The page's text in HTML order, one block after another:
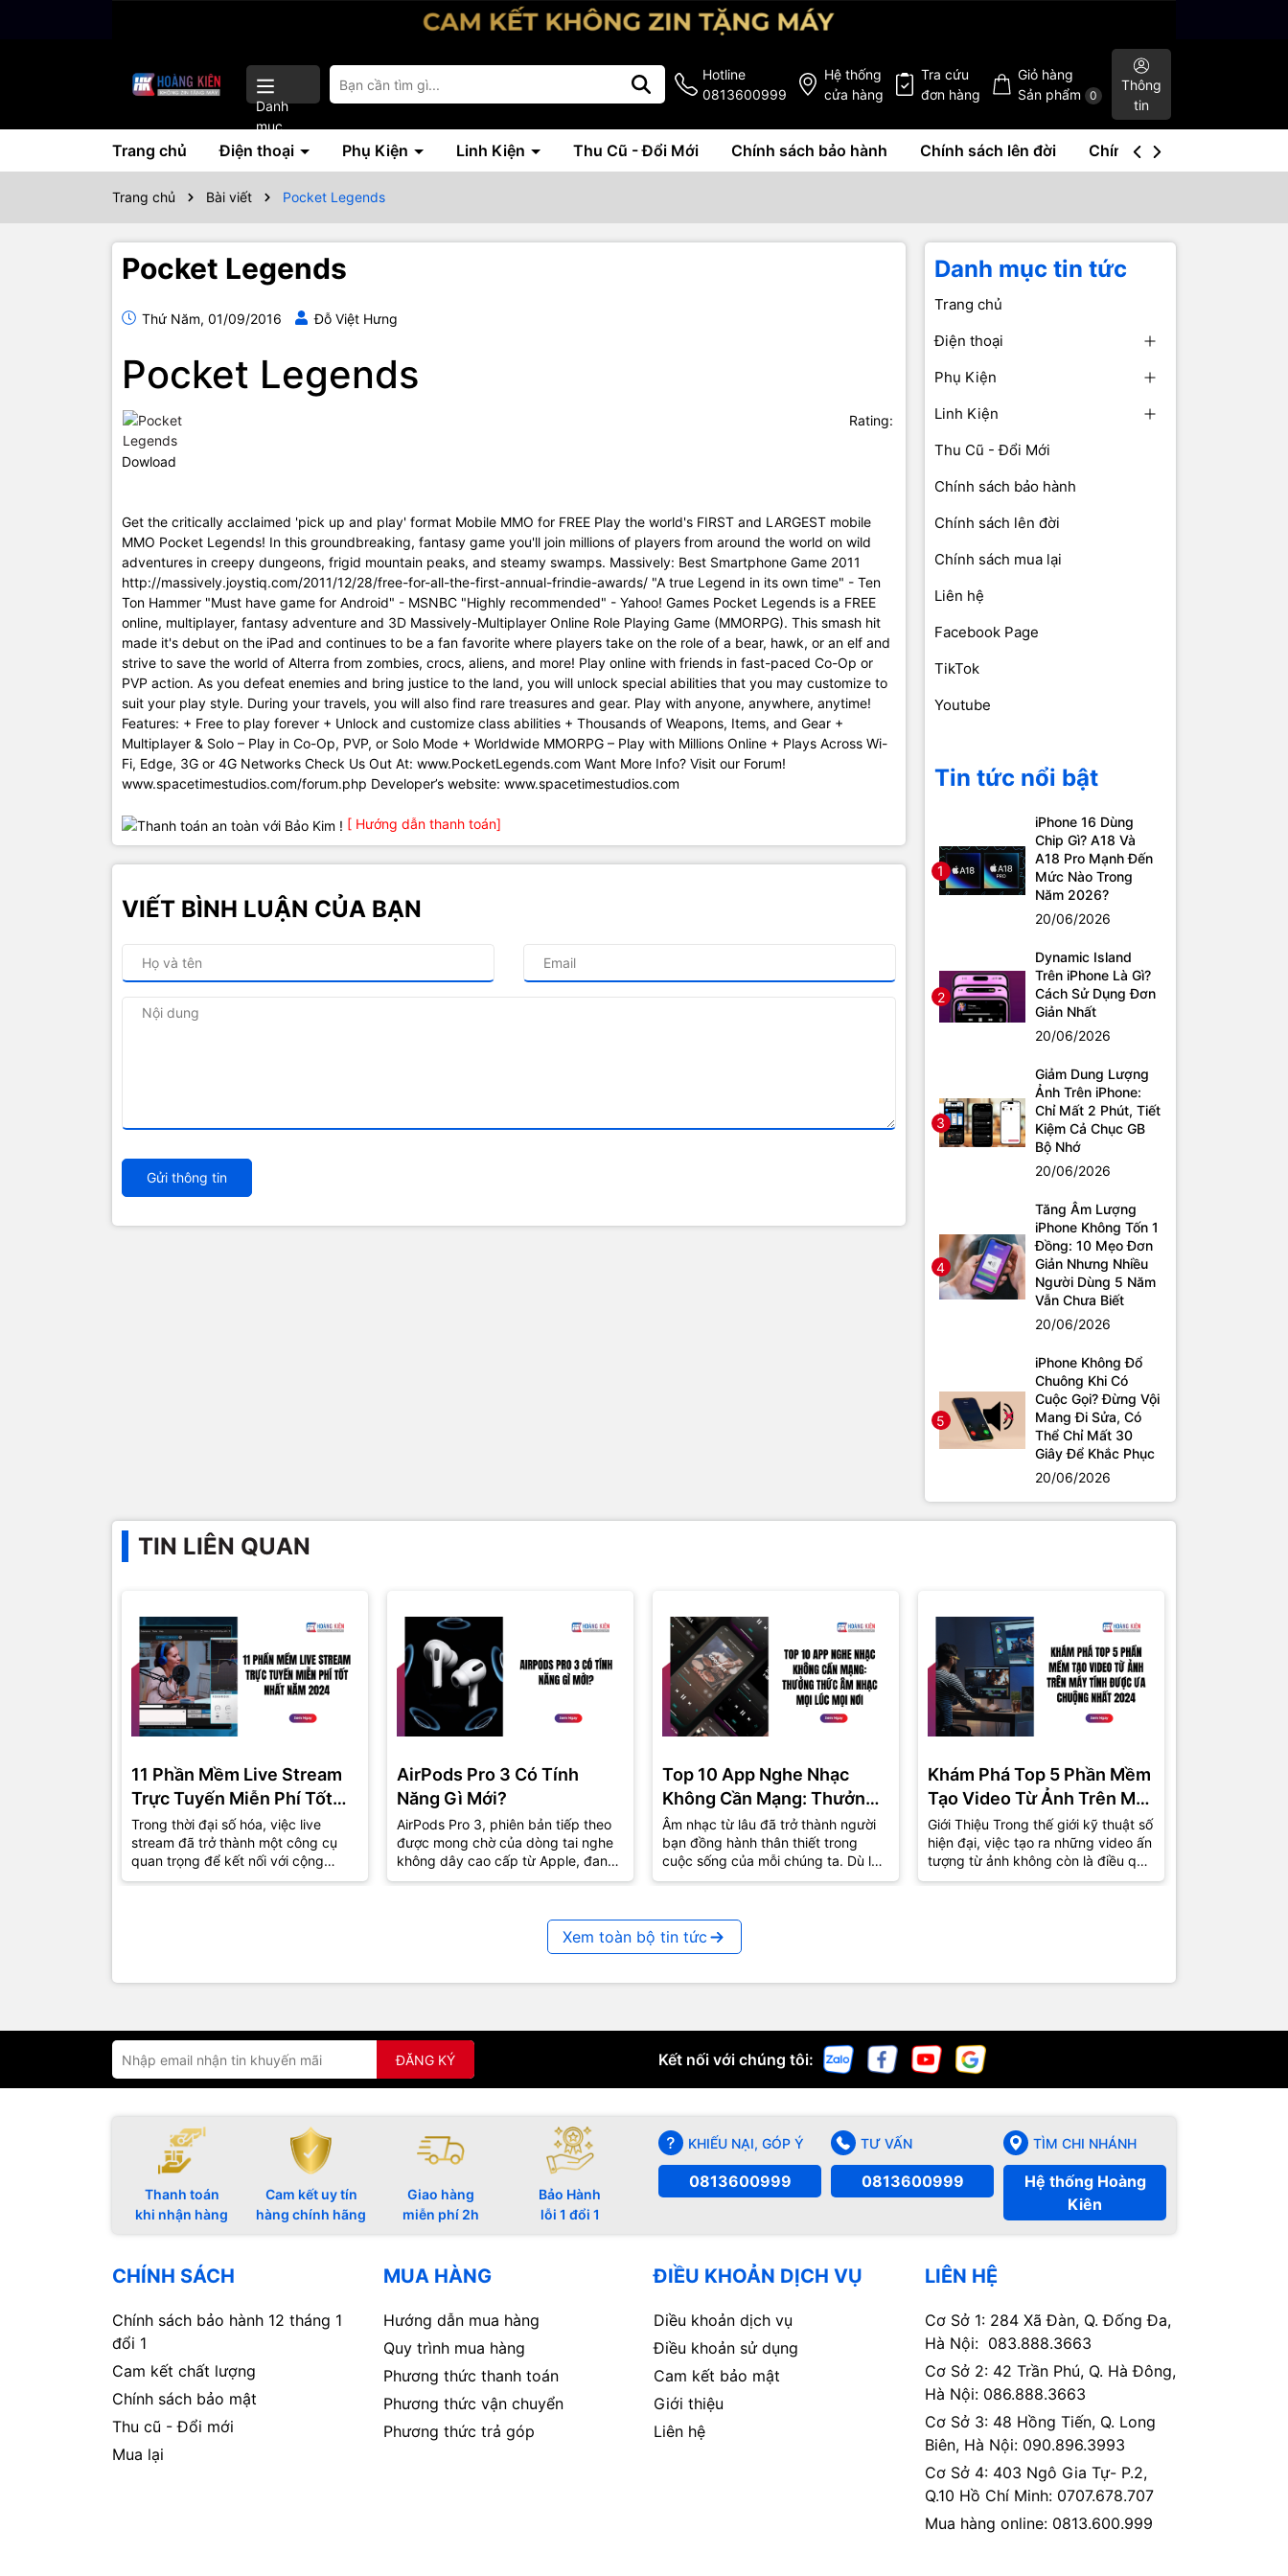
Danh
mục
Hotline
0813600999
Hệ thống
cửa hàng
Tra cứu
đơn hàng
Giỏ hàng
Sản phẩm
0
Thông
tin
Trang chủ Điện thoại Phụ Kiện Linh Kiện Thu Cũ - Đổi Mới Chính sách bảo hành Chính sách lên đời Chính sách mua lại
Trang chủ Bài viết Pocket Legends
Pocket Legends
Thứ Năm, 01/09/2016 Đỗ Việt Hưng
Pocket Legends
Rating:
Dowload
Get the critically acclaimed 'pick up and play' format Mobile MMO for FREE Play the world's FIRST and LARGEST mobile
MMO Pocket Legends! In this groundbreaking, fantasy game you'll join millions of players from around the world on wild
adventures in creepy dungeons, frigid mountain peaks, and steamy swamps. Massively: Best Smartphone Game 2011
http://massively.joystiq.com/2011/12/28/free-for-all-the-first-annual-frindie-awards/ "A true Legend in its own time" - Ten
Ton Hammer "Must have game for Android" - MSNBC "Highly recommended" - Yahoo! Games Pocket Legends is a FREE
online, multiplayer, fantasy adventure and 3D Massively-Multiplayer Online Role Playing Game (MMORPG). This smash hit
made it's debut on the iPad and continues to be a fan favorite where players take on the role of a bear, hawk, or an elf and
strive to save the world of Alterra from zombies, crocs, aliens, and more! Play online with friends in fast-paced Co-Op or
PVP action. As you defeat enemies and bring justice to the land, you will unlock special abilities that you may customize to
suit your play style. During your travels, you will also find rare treasures and gear. Play with anyone, anywhere, anytime!
Features: + Free to play forever + Unlock and customize class abilities + Thousands of Weapons, Items, and Gear +
Multiplayer & Solo – Play in Co-Op, PVP, or Solo Mode + Worldwide MMORPG – Play with Millions Online + Plays Across Wi-
Fi, Edge, 3G or 4G Networks Check Us Out At: www.PocketLegends.com Want More Info? Visit our Forum!
www.spacetimestudios.com/forum.php Developer’s website: www.spacetimestudios.com
[ Hướng dẫn thanh toán]
VIẾT BÌNH LUẬN CỦA BẠN
Gửi thông tin
Danh mục tin tức
Trang chủ
Điện thoại
Phụ Kiện
Linh Kiện
Thu Cũ - Đổi Mới
Chính sách bảo hành
Chính sách lên đời
Chính sách mua lại
Liên hệ
Facebook Page
TikTok
Youtube
Tin tức nổi bật
1
iPhone 16 Dùng
Chip Gì? A18 Và
A18 Pro Mạnh Đến
Mức Nào Trong
Năm 2026?
20/06/2026
2
Dynamic Island
Trên iPhone Là Gì?
Cách Sử Dụng Đơn
Giản Nhất
20/06/2026
3
Giảm Dung Lượng
Ảnh Trên iPhone:
Chỉ Mất 2 Phút, Tiết
Kiệm Cả Chục GB
Bộ Nhớ
20/06/2026
4
Tăng Âm Lượng
iPhone Không Tốn 1
Đồng: 10 Mẹo Đơn
Giản Nhưng Nhiều
Người Dùng 5 Năm
Vẫn Chưa Biết
20/06/2026
5
iPhone Không Đổ
Chuông Khi Có
Cuộc Gọi? Đừng Vội
Mang Đi Sửa, Có
Thể Chỉ Mất 30
Giây Để Khắc Phục
20/06/2026
TIN LIÊN QUAN
11 Phần Mềm Live Stream
Trực Tuyến Miễn Phí Tốt
Nhất Năm 2024
Trong thời đại số hóa, việc live
stream đã trở thành một công cụ
quan trọng để kết nối với cộng
đồng và khán giả. Dù bạn là một
AirPods Pro 3 Có Tính
Năng Gì Mới?
AirPods Pro 3, phiên bản tiếp theo
được mong chờ của dòng tai nghe
không dây cao cấp từ Apple, đang
thu hút sự quan tâm lớn từ cộng
Top 10 App Nghe Nhạc
Không Cần Mạng: Thưởng
Thức Âm Nhạc Mọi Nơi
Âm nhạc từ lâu đã trở thành người
bạn đồng hành thân thiết trong
cuộc sống của mỗi chúng ta. Dù là
lúc vui hay buồn, âm nhạc luôn
Khám Phá Top 5 Phần Mềm
Tạo Video Từ Ảnh Trên Máy
Tính Được Ưa Chuộng Nhất
2024
Giới Thiệu Trong thế giới kỹ thuật số
hiện đại, việc tạo ra những video ấn
tượng từ ảnh không còn là điều quá
xa lạ. Từ những bức ảnh kỷ...
Xem toàn bộ tin tức
ĐĂNG KÝ Kết nối với chúng tôi:
Thanh toán
khi nhận hàng
Cam kết uy tín
hàng chính hãng
Giao hàng
miễn phí 2h
Bảo Hành
lỗi 1 đổi 1
KHIẾU NẠI, GÓP Ý
0813600999
TƯ VẤN
0813600999
TÌM CHI NHÁNH
Hệ thống Hoàng
Kiên
CHÍNH SÁCH
Chính sách bảo hành 12 tháng 1
đổi 1
Cam kết chất lượng
Chính sách bảo mật
Thu cũ - Đổi mới
Mua lại
MUA HÀNG
Hướng dẫn mua hàng
Quy trình mua hàng
Phương thức thanh toán
Phương thức vận chuyển
Phương thức trả góp
ĐIỀU KHOẢN DỊCH VỤ
Diều khoản dịch vụ
Điều khoản sử dụng
Cam kết bảo mật
Giới thiệu
Liên hệ
LIÊN HỆ
Cơ Sở 1: 284 Xã Đàn, Q. Đống Đa,
Hà Nội: 083.888.3663
Cơ Sở 2: 42 Trần Phú, Q. Hà Đông,
Hà Nội: 086.888.3663
Cơ Sở 3: 48 Hồng Tiến, Q. Long
Biên, Hà Nội: 090.896.3993
Cơ Sở 4: 403 Ngô Gia Tự- P.2,
Q.10 Hồ Chí Minh: 0707.678.707
Mua hàng online: 0813.600.999